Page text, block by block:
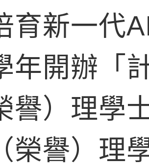
育新一代
年開辦「
譽）理學
榮譽）理